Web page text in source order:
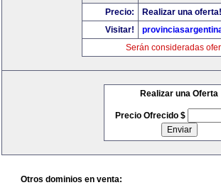
Precio:
Realizar una oferta!
Visitar!
Serán consideradas
Realizar una Oferta
Precio Ofrecido $
Otros dominios en venta: